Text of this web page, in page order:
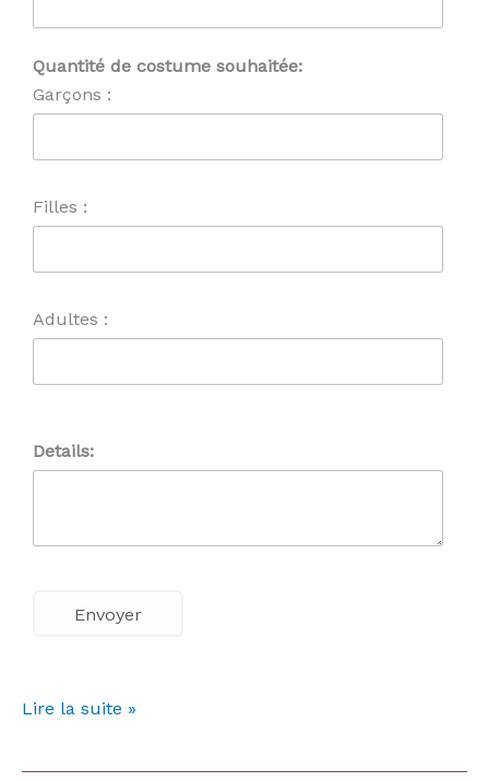
Quantité de costume souhaitée:
Garçons :
Filles :
Adultes :
Details:
Lire la suite »